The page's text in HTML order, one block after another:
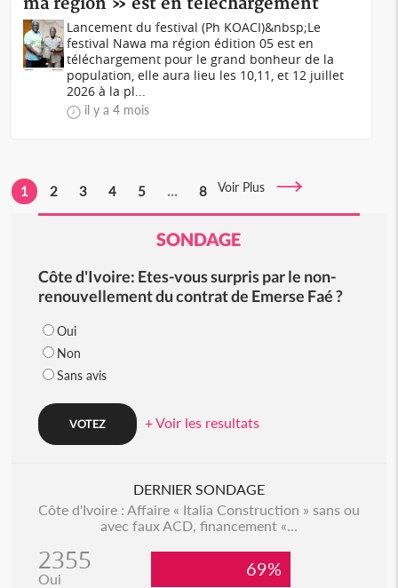
Lancement du festival (Ph KOACI)&nbsp;Le
festival Nawa ma région édition 05 est en
téléchargement pour le grand bonheur de la
population, elle aura lieu les 10,11, et 12 juillet
2026 à la pl...
il y a 4 mois
1 2 3 4 5 ... 8 Voir Plus
SONDAGE
Côte d'Ivoire: Etes-vous surpris par le non-
renouvellement du contrat de Emerse Faé ?
Oui
Non
Sans avis
+ Voir les resultats
DERNIER SONDAGE
Côte d'Ivoire : Affaire « Italia Construction » sans ou
avec faux ACD, financement «...
2355
Oui 69%